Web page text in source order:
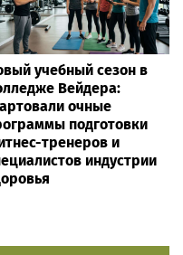
учебный сезон в
Вейдера:
очные
подготовки
тренеров и
индустрии